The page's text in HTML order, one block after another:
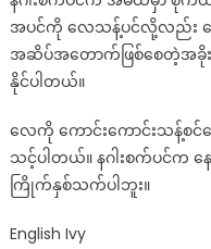
အပင်ကို လေသန့်ပင်လို့လည်း ခ
အဆိပ်အတောက်ဖြစ်စေတဲ့အခိုး
နိုင်ပါတယ်။
လေကို ကောင်းကောင်းသန့်စင်
သင့်ပါတယ်။ နဂါးစက်ပင်က
ကြိုက်နှစ်သက်ပါဘူး။
English Ivy